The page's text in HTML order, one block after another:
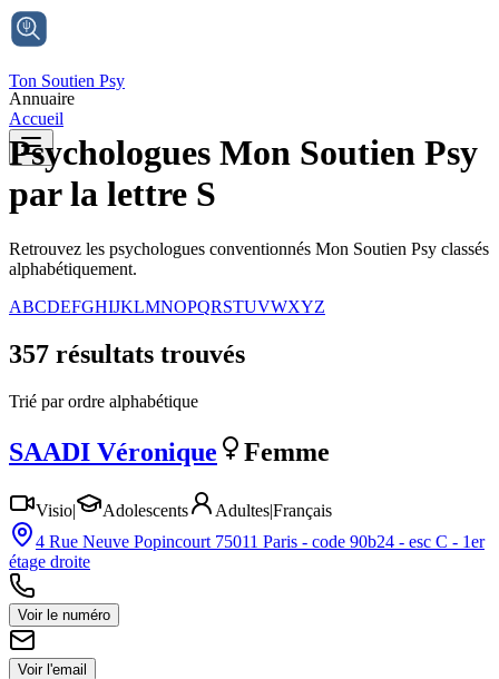
Ton Soutien Psy
Accueil
Annuaire
Psychologues Mon Soutien Psy
parla lettre S
Retrouvez les psychologues conventionnés Mon Soutien Psy classés
alphabétiquement.
ABCDEFGHIJKLMNOPQRSTUVWXYZ
357 résultats trouvés
Trié par ordre alphabétique
SAADI Véronique Femme
Visio| Adolescents Adultes|Français
4 Rue Neuve Popincourt 75011 Paris - code 90b24 - esc C - 1er
étage droite
Voir le numéro
Voir l'email